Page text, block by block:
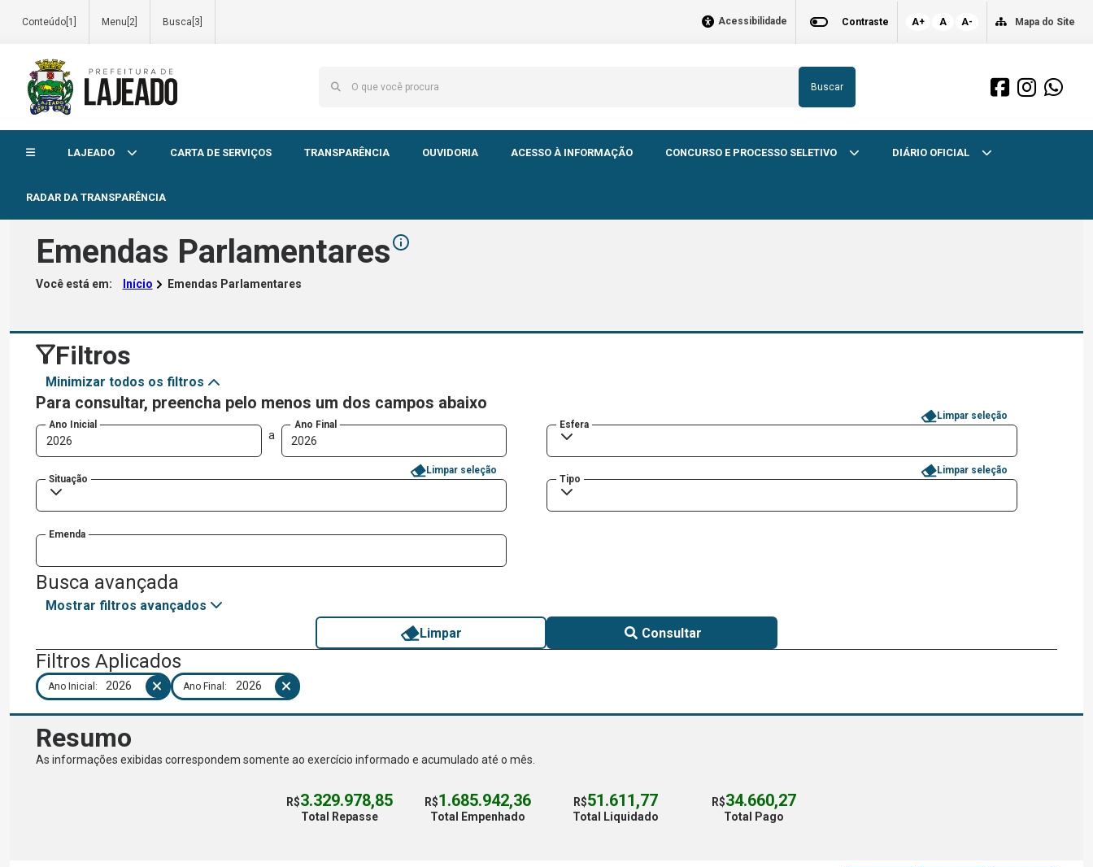
Conteúdo[1] Menu[2] Busca[3] Acessibilidade Contraste A+ A A- Mapa do Site
Buscar
LAJEADO CARTA DE SERVIÇOS TRANSPARÊNCIA OUVIDORIA ACESSO À INFORMAÇÃO CONCURSO E PROCESSO SELETIVO DIÁRIO OFICIAL
RADAR DA TRANSPARÊNCIA
Emendas Parlamentares
Você está em: Início Emendas Parlamentares
Filtros
Minimizar todos os filtros
Para consultar, preencha pelo menos um dos campos abaixo
Ano Inicial
a
Ano Final Esfera
Limpar seleção
Situação
Limpar seleção
Tipo
Limpar seleção
Emenda
Busca avançada
Mostrar filtros avançados
Limpar
Consultar
Filtros Aplicados
Ano Inicial : 2026 Ano Final : 2026
Resumo
As informações exibidas correspondem somente ao exercício informado e acumulado até o mês.
R$3.329.978,85
Total Repasse
R$1.685.942,36
Total Empenhado
R$51.611,77
Total Liquidado
R$34.660,27
Total Pago